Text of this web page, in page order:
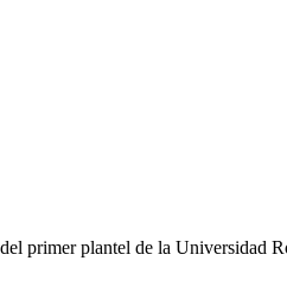
primer plantel de la Universidad